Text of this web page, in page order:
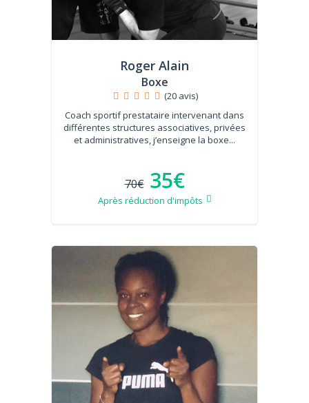
Roger Alain
Boxe
(20 avis)
Coach sportif prestataire intervenant dans
différentes structures associatives, privées
et administratives, j’enseigne la boxe...
70€ 35€
Après réduction d'impôts